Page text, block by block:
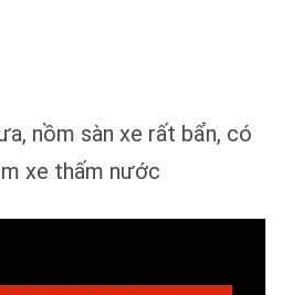
nồm sàn xe rất bẩn, có
xe thấm nước